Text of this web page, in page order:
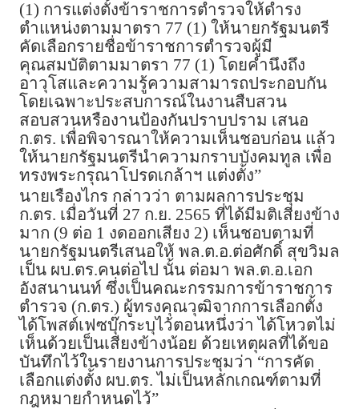
(1) การแต่งตั้งข้าราชการตำรวจให้ดำรง
ตำแหน่งตามมาตรา 77 (1) ให้นายกรัฐมนตรี
คัดเลือกรายชื่อข้าราชการตำรวจผู้มี
คุณสมบัติตามมาตรา 77 (1) โดยคำนึงถึง
อาวุโสและความรู้ความสามารถประกอบกัน
โดยเฉพาะประสบการณ์ในงานสืบสวน
สอบสวนหรืองานป้องกันปราบปราม เสนอ
ก.ตร. เพื่อพิจารณาให้ความเห็นชอบก่อน แล้ว
ให้นายกรัฐมนตรีนำความกราบบังคมทูล เพื่อ
ทรงพระกรุณาโปรดเกล้าฯ แต่งตั้ง”
นายเรืองไกร กล่าวว่า ตามผลการประชุม
ก.ตร. เมื่อวันที่ 27 ก.ย. 2565 ที่ได้มีมติเสียงข้าง
มาก (9 ต่อ 1 งดออกเสียง 2) เห็นชอบตามที่
นายกรัฐมนตรีเสนอให้ พล.ต.อ.ต่อศักดิ์ สุขวิมล
เป็น ผบ.ตร.คนต่อไป นั้น ต่อมา พล.ต.อ.เอก
อังสนานนท์ ซึ่งเป็นคณะกรรมการข้าราชการ
ตำรวจ (ก.ตร.) ผู้ทรงคุณวุฒิจากการเลือกตั้ง
ได้โพสต์เฟซบุ๊กระบุไว้ตอนหนึ่งว่า ได้โหวตไม่
เห็นด้วยเป็นเสียงข้างน้อย ด้วยเหตุผลที่ได้ขอ
บันทึกไว้ในรายงานการประชุมว่า “การคัด
เลือกแต่งตั้ง ผบ.ตร. ไม่เป็นหลักเกณฑ์ตามที่
กฎหมายกำหนดไว้”